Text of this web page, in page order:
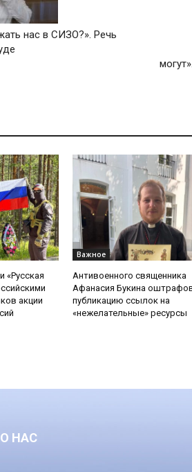
нас в СИЗО?». Речь
«Русская
акции
Важное
Антивоенного священника
Афанасия Букина
публикацию ссылок на
«нежелательные» ресурсы
О НАС